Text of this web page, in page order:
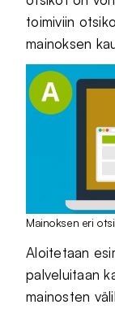
toimiviin
mainoksen
Mainoksen eri
Aloitetaan
palveluitaan
mainosten